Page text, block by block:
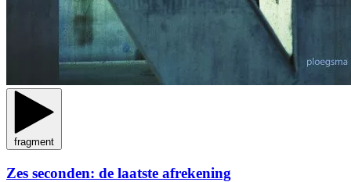
fragment
Zes seconden: de laatste afrekening